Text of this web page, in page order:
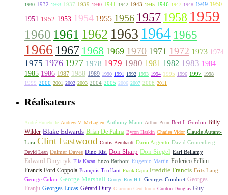
1930 1932 1933 1937 1939 1940 1941 1942 1943 1945 1946 1947 1948 1949 1950
1951 1952 1953 1954 1955 1956 1957 1958 1959
1960 1961 1962 1963 1964 1965
1966 1967 1968 1969 1970 1971 1972 1973 1974
1975 1976 1977 1978 1979 1980 1981 1982 1983 1984
1985 1986 1987 1988 1989 1990 1991 1992 1993 1994 1995 1996 1997 1998
1999 2000 2001 2002 2003 2004 2005 2006 2007 2008 2011
Réalisateurs
André Hunebelle Andrew V. McLaglen Anthony Mann Arthur Penn Bert I. Gordon Billy
Wilder Blake Edwards Brian De Palma Byron Haskin Charles Vidor Claude Autant-
Lara Clint Eastwood Curtis Bernhardt Dario Argento David Cronenberg
David Lean Delmer Daves Dino Risi Don Sharp Don Siegel Earl Bellamy
Edward Dmytryk Elia Kazan Enzo Barboni Eugenio Martín Federico Fellini
Francis Ford Coppola François Truffaut Frank Capra Freddie Francis Fritz Lang
George Cukor George Marshall George Roy Hill Georges Combret Georges
Franju Georges Lucas Gérard Oury Giacomo Gentilomo Gordon Douglas Guy